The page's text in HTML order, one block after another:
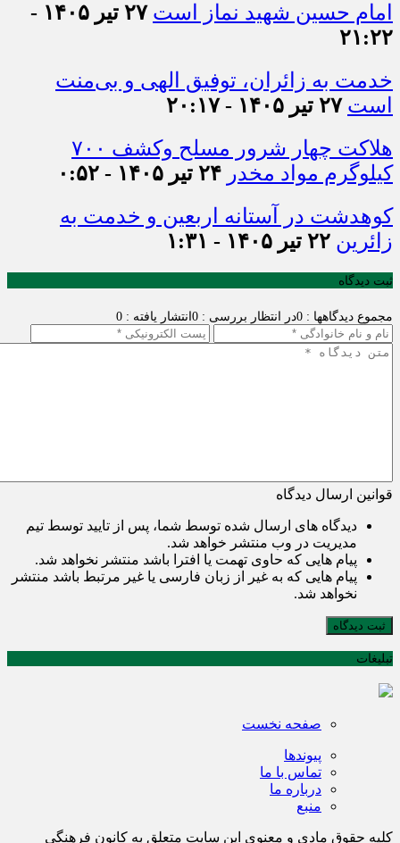
امام حسین شهید نماز است
۲۷ تیر ۱۴۰۵ -
۲۱:۲۲
خدمت به زائران، توفیق الهی و بی‌منت
است ۲۷ تیر ۱۴۰۵ - ۲۰:۱۷
هلاکت چهار شرور مسلح وکشف ۷۰۰
کیلوگرم مواد مخدر ۲۴ تیر ۱۴۰۵ - ۰:۵۲
کوهدشت در آستانه اربعین و خدمت‌ به
زائرین ۲۲ تیر ۱۴۰۵ - ۱:۳۱
ثبت دیدگاه
مجموع دیدگاهها : 0 در انتظار بررسی : 0 انتشار یافته : 0
قوانین ارسال دیدگاه
دیدگاه های ارسال شده توسط شما، پس از تایید توسط تیم
مدیریت در وب منتشر خواهد شد.
پیام هایی که حاوی تهمت یا افترا باشد منتشر نخواهد شد.
پیام هایی که به غیر از زبان فارسی یا غیر مرتبط باشد منتشر
نخواهد شد.
ثبت دیدگاه
تبلیغات
صفحه نخست
پیوندها
تماس با ما
درباره ما
منبع
کلیه حقوق مادی و معنوی این سایت متعلق به کانون فرهنگی